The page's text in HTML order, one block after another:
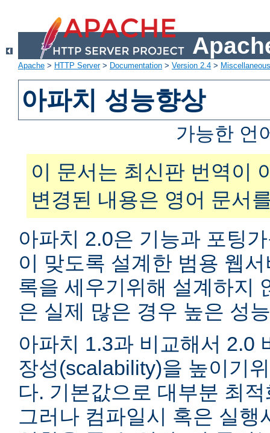
Apache > HTTP Server> Documentation > Version 2.4 >
아파치 성능향상
가능한 언
이 문서는 최신판 번역이
변경된 내용은 영어 문서
아파치 2.0은 기능과 포팅
이 맞도록 설계한 범용 웹
록을 세우기위해 설계하지
은 실제 많은 경우 높은 성
아파치 1.3과 비교해서 2.0
장성(scalability)을 높이기
다. 기본값으로 대부분 최
그러나 컴파일시 혹은 실행